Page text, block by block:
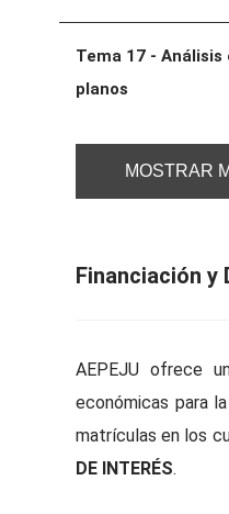
Tema 17 -
planos
MOSTRAR
Financiación y
AEPEJU ofrece
económicas para
matrículas en los
DE INTERÉS.